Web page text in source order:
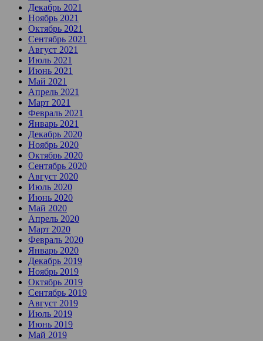
Декабрь 2021
Ноябрь 2021
Октябрь 2021
Сентябрь 2021
Август 2021
Июль 2021
Июнь 2021
Май 2021
Апрель 2021
Март 2021
Февраль 2021
Январь 2021
Декабрь 2020
Ноябрь 2020
Октябрь 2020
Сентябрь 2020
Август 2020
Июль 2020
Июнь 2020
Май 2020
Апрель 2020
Март 2020
Февраль 2020
Январь 2020
Декабрь 2019
Ноябрь 2019
Октябрь 2019
Сентябрь 2019
Август 2019
Июль 2019
Июнь 2019
Май 2019